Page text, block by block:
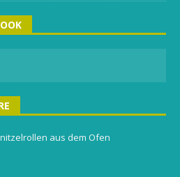
aus dem Ofen